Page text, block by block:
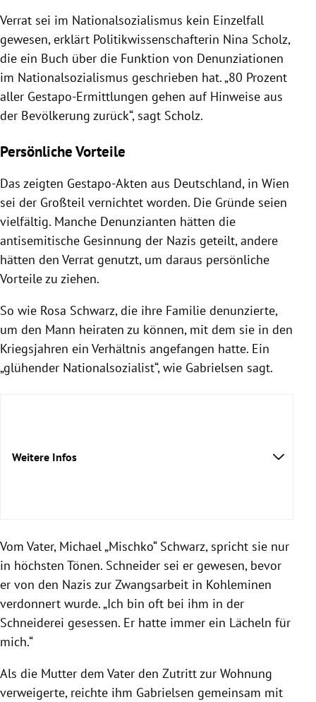
Verrat sei im Nationalsozialismus kein Einzelfall
gewesen, erklärt Politikwissenschafterin Nina Scholz,
die ein Buch über die Funktion von Denunziationen
im Nationalsozialismus geschrieben hat. „80 Prozent
aller Gestapo-Ermittlungen gehen auf Hinweise aus
der Bevölkerung zurück“, sagt Scholz.
Persönliche Vorteile
Das zeigten Gestapo-Akten aus Deutschland, in Wien
sei der Großteil vernichtet worden. Die Gründe seien
vielfältig. Manche Denunzianten hätten die
antisemitische Gesinnung der Nazis geteilt, andere
hätten den Verrat genutzt, um daraus persönliche
Vorteile zu ziehen.
So wie Rosa Schwarz, die ihre Familie denunzierte,
um den Mann heiraten zu können, mit dem sie in den
Kriegsjahren ein Verhältnis angefangen hatte. Ein
„glühender Nationalsozialist“, wie Gabrielsen sagt.
Weitere Infos
Vom Vater, Michael „Mischko“ Schwarz, spricht sie nur
in höchsten Tönen. Schneider sei er gewesen, bevor
er von den Nazis zur Zwangsarbeit in Kohleminen
verdonnert wurde. „Ich bin oft bei ihm in der
Schneiderei gesessen. Er hatte immer ein Lächeln für
mich.“
Als die Mutter dem Vater den Zutritt zur Wohnung
verweigerte, reichte ihm Gabrielsen gemeinsam mit